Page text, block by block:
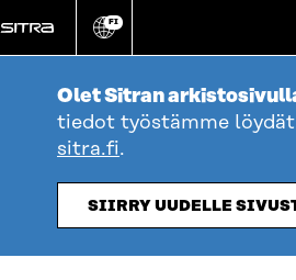
suoraan
sisältöön
Vaihda
kieli
FI
Olet Sitran
tiedot työstämme
sitra.fi.
SIIRRY UUDELLE